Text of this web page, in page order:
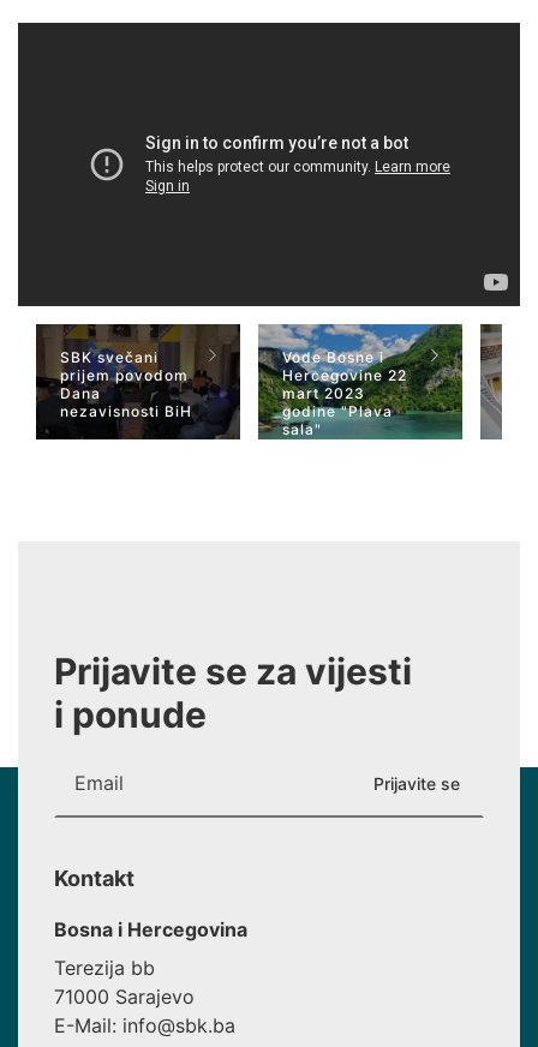
SBK svečani
prijem povodom
Dana
nezavisnosti BiH
Vode Bosne i
Hercegovine 22
mart 2023
godine "Plava
sala"
Prijavite se za vijesti
i ponude
Kontakt
Bosna i Hercegovina
Terezija bb
71000 Sarajevo
E-Mail: info@sbk.ba